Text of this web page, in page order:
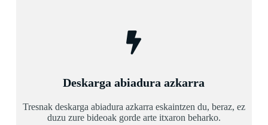
Deskarga abiadura azkarra
Tresnak deskarga abiadura azkarra eskaintzen du, beraz, ez
duzu zure bideoak gorde arte itxaron beharko.